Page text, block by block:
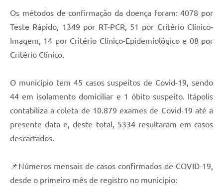
Arquivos para Download
Carta de Serviços
Notícias
Galeria de Vídeos
Projetos
Contas Públicas
Os métodos de confirmação da doença foram: 4078 por
Teste Rápido, 1349 por RT-PCR, 51 por Critério Clínico-
Imagem, 14 por Critério Clínico-Epidemiológico e 08 por
Critério Clínico.
O município tem 45 casos suspeitos de Covid-19, sendo
44 em isolamento domiciliar e 1 óbito suspeito. Itápolis
contabiliza a coleta de 10.879 exames de Covid-19 até a
presente data e, deste total, 5334 resultaram em casos
descartados.
📌Números mensais de casos confirmados de COVID-19,
desde o primeiro mês de registro no município: